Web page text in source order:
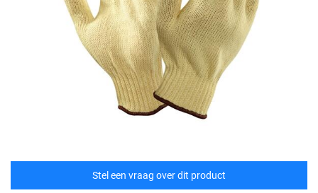
Stel een vraag over dit product